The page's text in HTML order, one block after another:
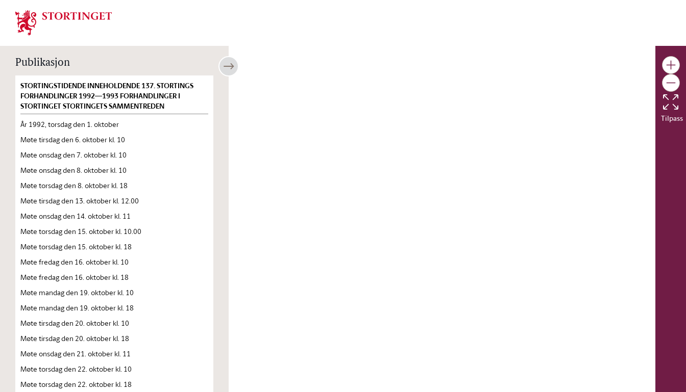
Stortinget.no
Publikasjon
STORTINGSTIDENDE INNEHOLDENDE 137. STORTINGS
FORHANDLINGER 1992—1993 FORHANDLINGER I
STORTINGET STORTINGETS SAMMENTREDEN
År 1992, torsdag den 1. oktober
Møte tirsdag den 6. oktober kl. 10
Møte onsdag den 7. oktober kl. 10
Møte onsdag den 8. oktober kl. 10
Møte torsdag den 8. oktober kl. 18
Møte tirsdag den 13. oktober kl. 12.00
Møte onsdag den 14. oktober kl. 11
Møte torsdag den 15. oktober kl. 10.00
Møte torsdag den 15. oktober kl. 18
Møte fredag den 16. oktober kl. 10
Møte fredag den 16. oktober kl. 18
Møte mandag den 19. oktober kl. 10
Møte mandag den 19. oktober kl. 18
Møte tirsdag den 20. oktober kl. 10
Møte tirsdag den 20. oktober kl. 18
Møte onsdag den 21. oktober kl. 11
Møte torsdag den 22. oktober kl. 10
Møte torsdag den 22. oktober kl. 18